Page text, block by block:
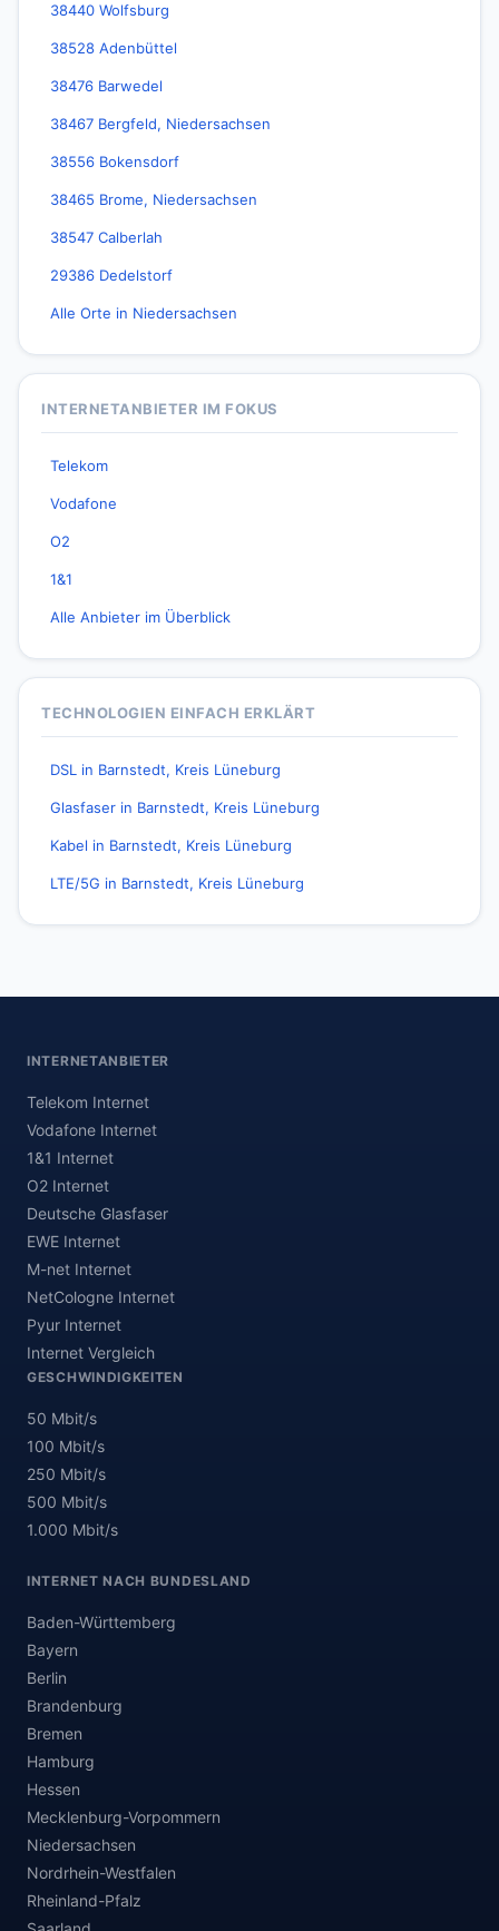
38440 Wolfsburg
38528 Adenbüttel
38476 Barwedel
38467 Bergfeld, Niedersachsen
38556 Bokensdorf
38465 Brome, Niedersachsen
38547 Calberlah
29386 Dedelstorf
Alle Orte in Niedersachsen
INTERNETANBIETER IM FOKUS
Telekom
Vodafone
O2
1&1
Alle Anbieter im Überblick
TECHNOLOGIEN EINFACH ERKLÄRT
DSL in Barnstedt, Kreis Lüneburg
Glasfaser in Barnstedt, Kreis Lüneburg
Kabel in Barnstedt, Kreis Lüneburg
LTE/5G in Barnstedt, Kreis Lüneburg
INTERNETANBIETER
Telekom Internet
Vodafone Internet
1&1 Internet
O2 Internet
Deutsche Glasfaser
EWE Internet
M-net Internet
NetCologne Internet
Pyur Internet
Internet Vergleich
GESCHWINDIGKEITEN
50 Mbit/s
100 Mbit/s
250 Mbit/s
500 Mbit/s
1.000 Mbit/s
INTERNET NACH BUNDESLAND
Baden-Württemberg
Bayern
Berlin
Brandenburg
Bremen
Hamburg
Hessen
Mecklenburg-Vorpommern
Niedersachsen
Nordrhein-Westfalen
Rheinland-Pfalz